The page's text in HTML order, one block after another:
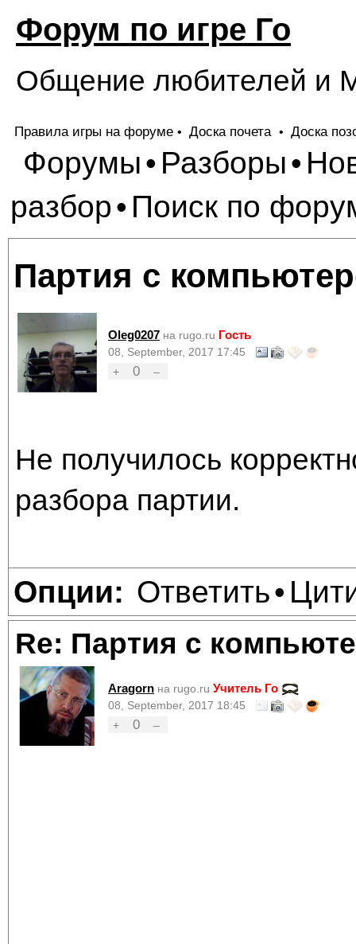
Форум по игре Го
Общение любителей и
Правила игры на форуме • Доска почета • Доска
Форумы• Разборы•
разбор• Поиск по
Партия с
Oleg0207 на rugo.ru Гость
08, September, 2017 17:45
+
0 –
Не получилось
разбора партии.
Опции: Ответить•
Re: Партия с
Aragorn на rugo.ru Учитель Го
08, September, 2017 18:45
+
0 –